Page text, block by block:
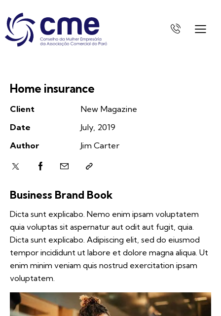
Home insurance
Business Brand Book
Dicta sunt explicabo. Nemo enim ipsam voluptatem
quia voluptas sit aspernatur aut odit aut fugit, quia.
Dicta sunt explicabo. Adipiscing elit, sed do eiusmod
tempor incididunt ut labore et dolore magna aliqua. Ut
enim minim veniam quis nostrud exercitation ipsam
voluptatem.
Client
New Magazine
Date
July, 2019
Author
Jim Carter